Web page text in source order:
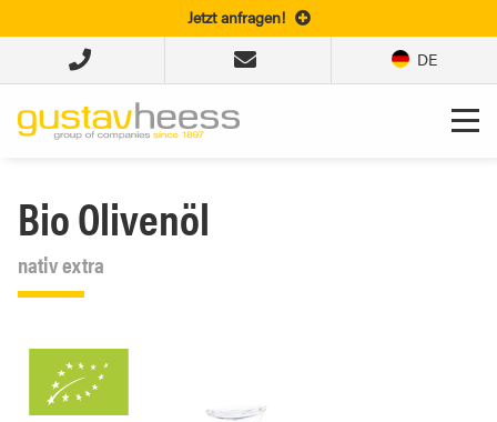
Jetzt anfragen!
DE
Bio Olivenöl
nativ extra